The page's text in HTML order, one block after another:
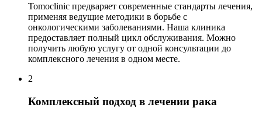
Tomoclinic предваряет современные стандарты лечения,
применяя ведущие методики в борьбе с
онкологическими заболеваниями. Наша клиника
предоставляет полный цикл обслуживания. Можно
получить любую услугу от одной консультации до
комплексного лечения в одном месте.
2
Комплексный подход в лечении рака